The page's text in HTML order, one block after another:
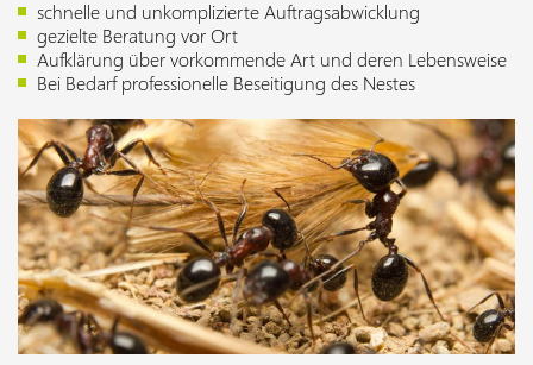
schnelle und unkomplizierte Auftragsabwicklung
gezielte Beratung vor Ort
Aufklärung über vorkommende Art und deren Lebensweise
Bei Bedarf professionelle Beseitigung des Nestes